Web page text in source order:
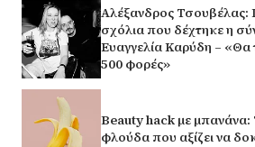
Αλέξανδρος Τσουβέλας:
σχόλια που δέχτηκε η
Ευαγγελία Καρύδη – «Θα
500 φορές»
Beauty hack με
φλούδα που αξίζει να